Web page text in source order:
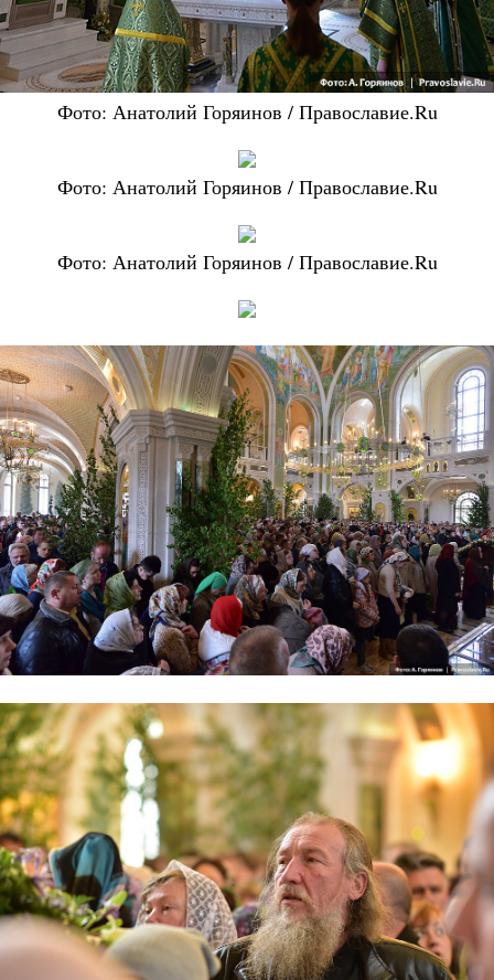
Фото: Анатолий Горяинов / Православие.Ru
Фото: Анатолий Горяинов / Православие.Ru
Фото: Анатолий Горяинов / Православие.Ru